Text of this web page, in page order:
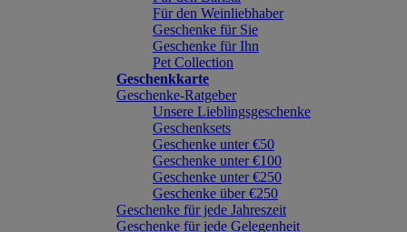
Für den Weinliebhaber
Geschenke für Sie
Geschenke für Ihn
Pet Collection
Geschenkkarte
Geschenke-Ratgeber
Unsere Lieblingsgeschenke
Geschenksets
Geschenke unter €50
Geschenke unter €100
Geschenke unter €250
Geschenke über €250
Geschenke für jede Jahreszeit
Geschenke für jede Gelegenheit